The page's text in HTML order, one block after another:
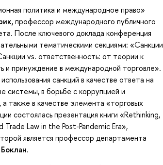
политика и международное право»
, профессор международного публичного
После ключевого доклада конференция
тематическими секциями: «Санкции
vs. ответственность: от теории к
и принуждение в международной торговле».
санкций в качестве ответа на
системы, в борьбе с коррупцией и
также в качестве элемента «торговых
состоялась презентация книги «Rethinking,
Law in the Post-Pandemic Era»,
является профессор департамента
.